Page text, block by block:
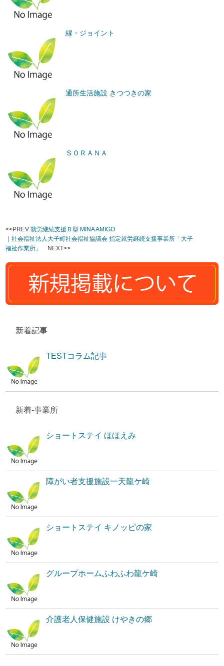
縁・ジョイント
通所生活施設 きつつきの家
ＳＯＲＡＮＡ
<<PREV就労継続支援Ｂ型 MINA AMIGO
｜社会福祉法人大子町社会福祉協議会 指定就労継続支援事業所「大子
福祉作業所」
NEXT>>
新着記事
TESTコラム記事
新着-事業所
ショートステイ ほほえみ
障がい者支援施設一天龍ケ崎
ショートステイ キノッピの家
グループホームふわふわ龍ケ崎
介護老人保健施設 けやきの郷